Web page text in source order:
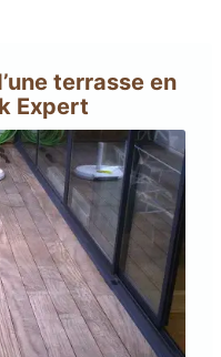
terrasse en
Expert